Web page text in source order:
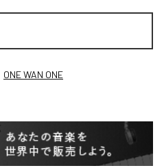
ONE WAN ONE